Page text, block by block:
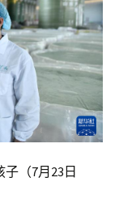
（7月23日